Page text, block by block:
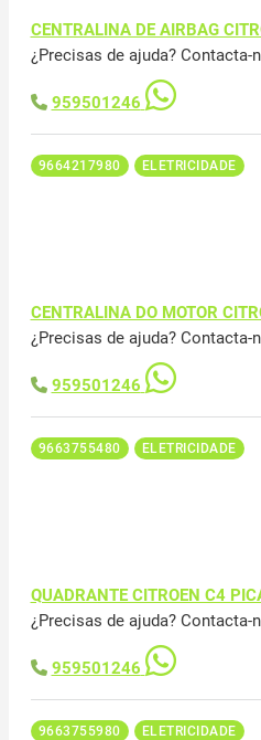
CENTRALINA DE AIRBAG
¿Precisas de ajuda?
959501246
9664217980 ELETRICIDADE
CENTRALINA DO MOTOR
¿Precisas de ajuda?
959501246
9663755480 ELETRICIDADE
QUADRANTE CITROEN C4
¿Precisas de ajuda?
959501246
9663755980 ELETRICIDADE